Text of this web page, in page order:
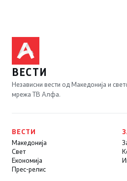
ВЕСТИ
Независни вести од Македонија и
мрежа ТВ Алфа.
ВЕСТИ
Македонија
Свет
Економија
Прес-релис